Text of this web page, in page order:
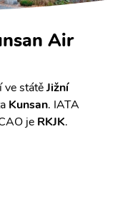
Air
ve státěJižní
Kunsan. IATA
je RKJK.